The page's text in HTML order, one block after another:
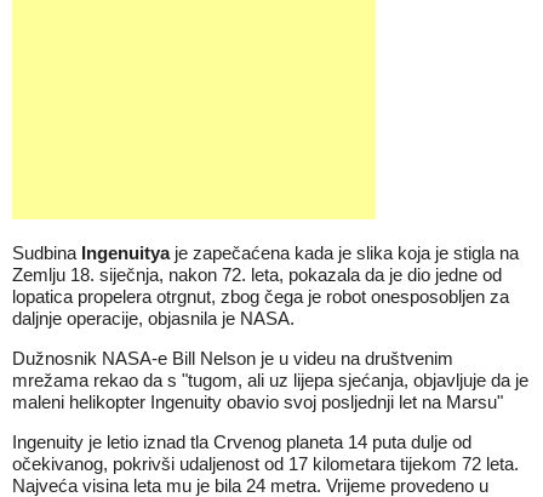
Sudbina Ingenuitya je zapečaćena kada je slika koja je stigla na
Zemlju 18. siječnja, nakon 72. leta, pokazala da je dio jedne od
lopatica propelera otrgnut, zbog čega je robot onesposobljen za
daljnje operacije, objasnila je NASA.
Dužnosnik NASA-e Bill Nelson je u videu na društvenim
mrežama rekao da s "tugom, ali uz lijepa sjećanja, objavljuje da je
maleni helikopter Ingenuity obavio svoj posljednji let na Marsu"
Ingenuity je letio iznad tla Crvenog planeta 14 puta dulje od
očekivanog, pokrivši udaljenost od 17 kilometara tijekom 72 leta.
Najveća visina leta mu je bila 24 metra. Vrijeme provedeno u